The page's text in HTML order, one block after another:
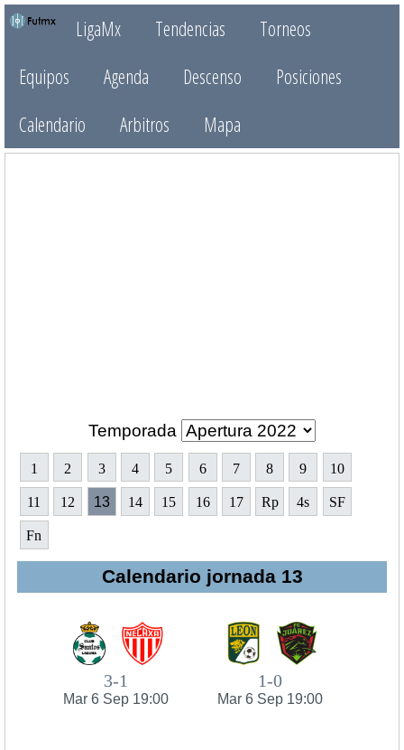
LigaMx Tendencias
Torneos
Equipos
Agenda Descenso
Posiciones
Calendario
Arbitros Mapa
Temporada
1 2 3 4 5 6 7 8 9 10
11 12 13 14 15 16 17 Rp 4s SF
Fn
Calendario jornada 13
3-1
Mar 6 Sep 19:00
1-0
Mar 6 Sep 19:00